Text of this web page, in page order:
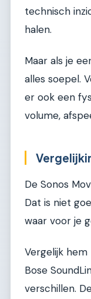
technisch
halen.
Maar als je
alles soepel.
er ook een
volume,
De Sonos
Dat is niet
waar voor je
Vergelijk
Bose
verschillen.